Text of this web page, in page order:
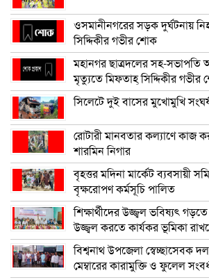
ওসমানীনগরের সড়ক দুর্ঘটনায়
সিদ্দিকীর গভীর শোক
মহানগর ছাত্রদলের সহ-সভাপতি
মৃত্যুতে মিফতাহ্ সিদ্দিকীর গভীর
সিলেটে দুই বাসের মুখোমুখি
রোটারী মানবতার কল্যাণে কাজ
শারমিন নিগার
বৃহত্তর মদিনা মার্কেট ব্যবসায়ী
বৃক্ষরোপণ কর্মসূচি পালিত
শিক্ষার্থীদের উজ্জ্বল ভবিষ্যৎ
উজ্জ্বল করতে কার্যকর ভূমিকা
বিশ্বনাথ উপজেলা স্বেচ্ছাসেবক
মেম্বারের কারামুক্তি ও ফুলেল